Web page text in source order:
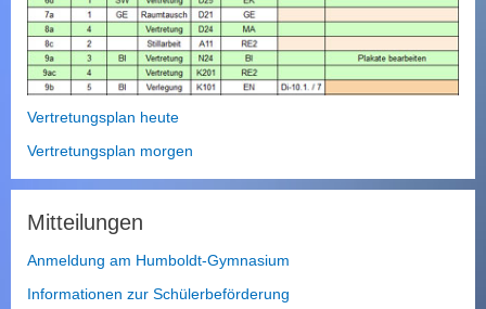
u
c
h
e
Vertretungsplan heute
Vertretungsplan morgen
Mitteilungen
Anmeldung am Humboldt-Gymnasium
Informationen zur Schülerbeförderung